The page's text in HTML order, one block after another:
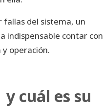
fallas del sistema, un
indispensable contar con
operación.
y cuál es su